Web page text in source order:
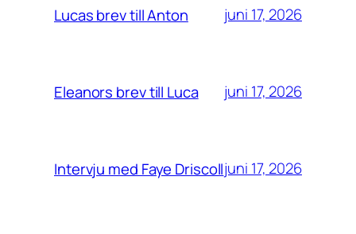
Lucas brev till Anton juni 17, 2026
Eleanors brev till Luca juni 17, 2026
Intervju med Faye Driscolljuni 17, 2026